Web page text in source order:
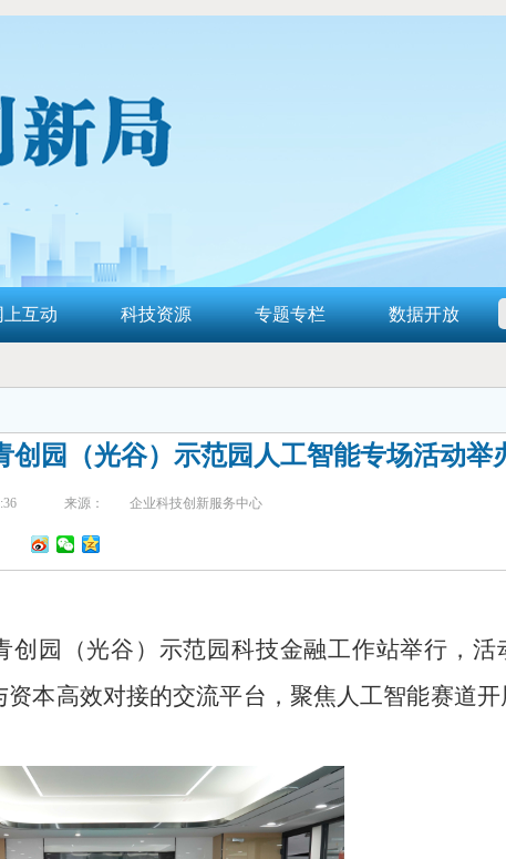
上互动 科技资源 专题专栏 数据开放
园（光谷）示范园人工智能专场活动举
来源： 企业科技创新服务中心
创园（光谷）示范园科技金融工作站举行，活
本高效对接的交流平台，聚焦人工智能赛道开